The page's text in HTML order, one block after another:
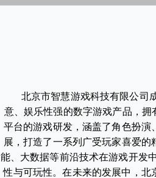
北京市智慧游戏科技有限公司
意、娱乐性强的数字游戏产品，
平台的游戏研发，涵盖了角色扮
展，打造了一系列广受玩家喜爱
能、大数据等前沿技术在游戏开发
性与可玩性。在未来的发展中，